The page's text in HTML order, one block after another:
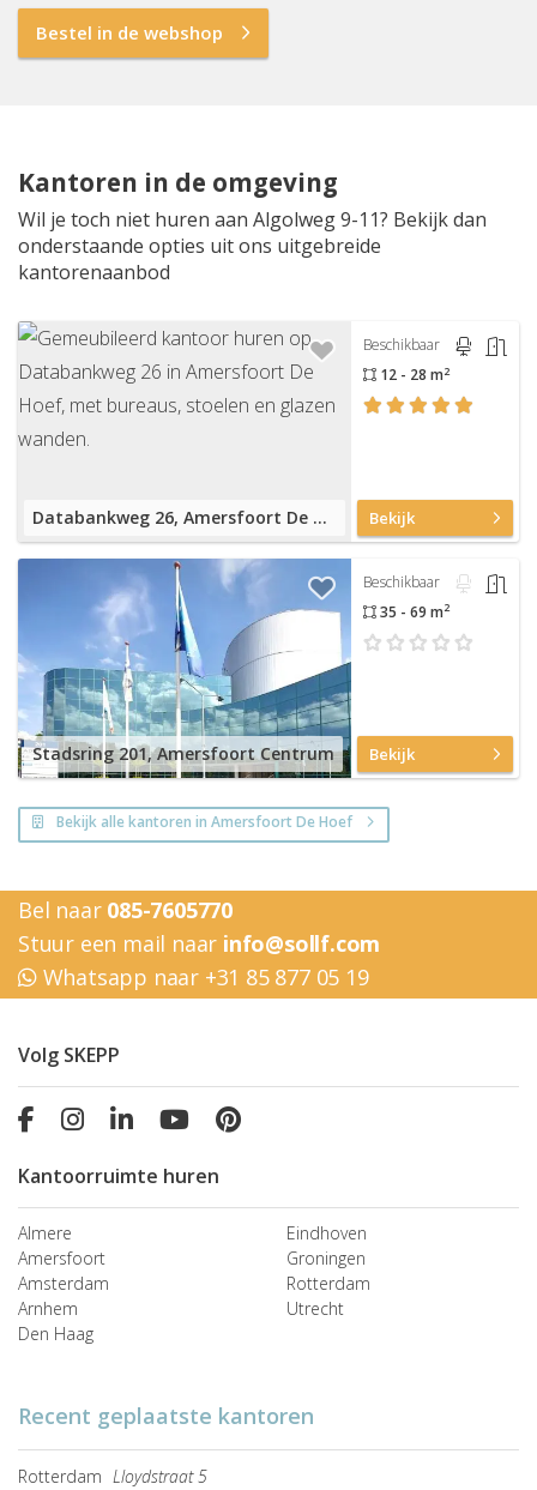
Bestel in de webshop
Kantoren in de omgeving
Wil je toch niet huren aan Algolweg 9-11? Bekijk dan
onderstaande opties uit ons uitgebreide
kantorenaanbod
Databankweg 26, Amersfoort De Hoef
Beschikbaar
12 - 28 m2
Bekijk
Stadsring 201, Amersfoort Centrum
Beschikbaar
35 - 69 m2
Bekijk
Bekijk alle kantoren in Amersfoort De Hoef
Bel naar 085-7605770
Stuur een mail naar info@sollf.com
Whatsapp naar +31 85 877 05 19
Volg SKEPP
Kantoorruimte huren
Almere
Amersfoort
Amsterdam
Arnhem
Den Haag
Eindhoven
Groningen
Rotterdam
Utrecht
Recent geplaatste kantoren
Rotterdam Lloydstraat 5